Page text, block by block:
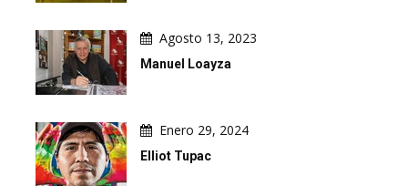
Agosto 13, 2023
Manuel Loayza
Enero 29, 2024
Elliot Tupac